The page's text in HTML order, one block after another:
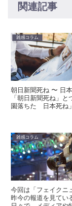
関連記事
雑感コラム
朝日新聞死ね 〜 日
「朝日新聞死ね」
園落ちた 日本死ね
雑感コラム
今回は「フェイクニ
昨今の報道を見てい